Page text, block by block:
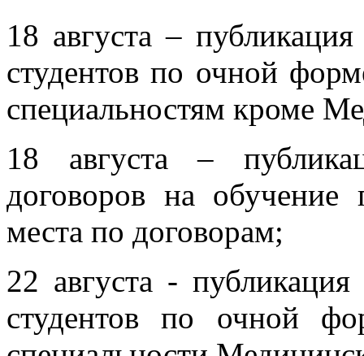
18 августа –
студентов по очной
специальностям кроме
18 августа –
договоров на
места по договорам;
22 августа -
студентов по очной